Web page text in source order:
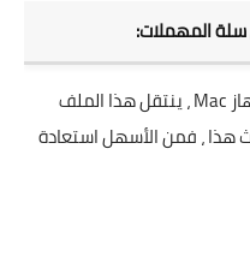
عند حذف ملف معين أو صورة في جهاز Mac ، ينتقل هذا الملف
هذا ، فمن الأسهل استعادة